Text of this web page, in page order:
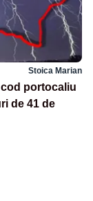
Stoica Marian
portocaliu
de 41 de